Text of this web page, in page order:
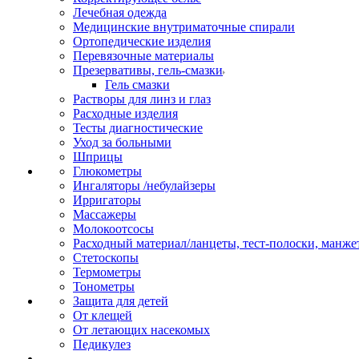
Лечебная одежда
Медицинские внутриматочные спирали
Ортопедические изделия
Перевязочные материалы
Презервативы, гель-смазки
Гель смазки
Растворы для линз и глаз
Расходные изделия
Тесты диагностические
Уход за больными
Шприцы
Глюкометры
Ингаляторы /небулайзеры
Ирригаторы
Массажеры
Молокоотсосы
Расходный материал/ланцеты, тест-полоски,
Стетоскопы
Термометры
Тонометры
Защита для детей
От клещей
От летающих насекомых
Педикулез